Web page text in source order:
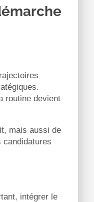
routine devient
mais aussi de
candidatures
intégrer le